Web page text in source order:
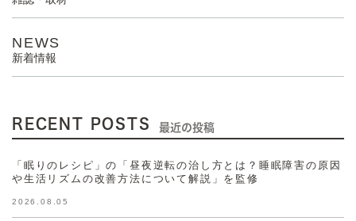
NEWS
新着情報
RECENT POSTS 最近の投稿
「眠りのレシピ」の「昼夜逆転の治し方とは？睡眠障害の原因
や生活リズムの改善方法について解説」を監修
2026.08.05